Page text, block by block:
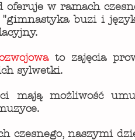
oferuje w ramach
buzi i
to zajęcia
sylwetki.
mają możliwość
czesnego, naszymi